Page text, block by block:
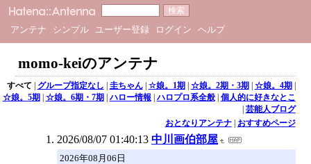
アンテナ シンプル ユーザー登録 ログイン ヘルプ
momo-keiのアンテナ
すべて | グループ指定なし | 圭ちゃん| ☆娘。1期| ☆娘。2期・3期| ☆娘。4期|
☆娘。5期| ☆娘。6期・7期|ハロー情報 |ハロプロ系全般| 個人的に好きなとこ
| 芸能人ブログ
おとなりアンテナ| おすすめページ
2026/08/07 01:40:13 中川画伯部屋
2026年08月06日